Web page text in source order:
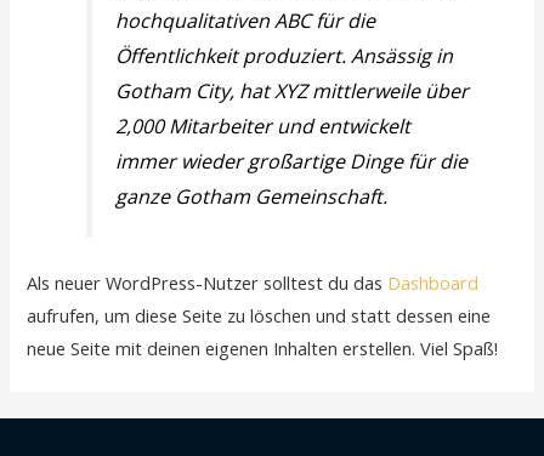
hochqualitativen ABC für die
Öffentlichkeit produziert. Ansässig in
Gotham City, hat XYZ mittlerweile über
2,000 Mitarbeiter und entwickelt
immer wieder großartige Dinge für die
ganze Gotham Gemeinschaft.
Als neuer WordPress-Nutzer solltest du das Dashboard
aufrufen, um diese Seite zu löschen und statt dessen eine
neue Seite mit deinen eigenen Inhalten erstellen. Viel Spaß!